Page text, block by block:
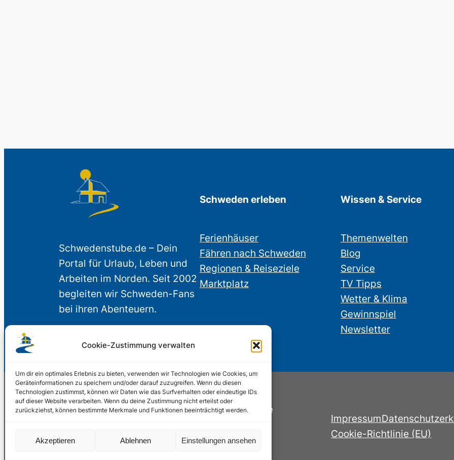
Cookie-Zustimmung verwalten
Um dir ein optimales Erlebnis zu bieten, verwenden wir Technologien wie Cookies, um
Geräteinformationen zu speichern und/oder darauf zuzugreifen. Wenn du diesen
Technologien zustimmst, können wir Daten wie das Surfverhalten oder eindeutige IDs
auf dieser Website verarbeiten. Wenn du deine Zustimmung nicht erteilst oder
zurückziehst, können bestimmte Merkmale und Funktionen beeinträchtigt werden.
Akzeptieren Ablehnen Einstellungen ansehen
Schwedenstube.de – Dein
Portal für Urlaub, Leben und
Arbeiten im Norden. Seit 2002
begleiten wir Schweden-Fans
bei ihren Abenteuern.
Schweden erleben
Ferienhäuser
Fähren nach Schweden
Regionen & Reiseziele
Marktplatz
Wissen & Service
Themenwelten
Blog
Service
TV Tipps
Wetter & Klima
Gewinnspiel
Newsletter
© 2002 – 2026 Schwedenstube.de
PHOENIXSEO
Impressum
Cookie-Richtlinie (EU)